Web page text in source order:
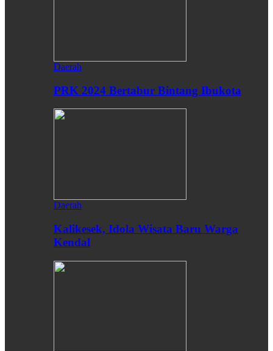
Daerah
PRK 2024 Bertabur Bintang Ibukota
Daerah
Kalikesek, Idola Wisata Baru Warga
Kendal